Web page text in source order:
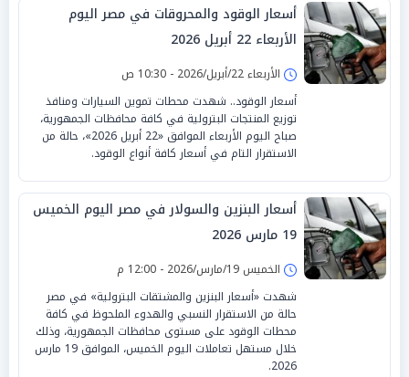
أسعار الوقود والمحروقات في مصر اليوم
الأربعاء 22 أبريل 2026
الأربعاء 22/أبريل/2026 - 10:30 ص
أسعار الوقود.. شهدت محطات تموين السيارات ومنافذ
توزيع المنتجات البترولية في كافة محافظات الجمهورية،
صباح اليوم الأربعاء الموافق «22 أبريل 2026»، حالة من
الاستقرار التام في أسعار كافة أنواع الوقود.
أسعار البنزين والسولار في مصر اليوم الخميس
19 مارس 2026
الخميس 19/مارس/2026 - 12:00 م
شهدت «أسعار البنزين والمشتقات البترولية» في مصر
حالة من الاستقرار النسبي والهدوء الملحوظ في كافة
محطات الوقود على مستوى محافظات الجمهورية، وذلك
خلال مستهل تعاملات اليوم الخميس، الموافق 19 مارس
2026.